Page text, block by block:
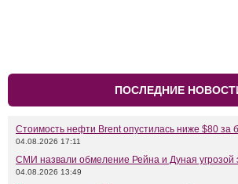
ПОСЛЕДНИЕ
Стоимость нефти Brent опустилась ниже $80 за
04.08.2026 17:11
СМИ назвали обмеление Рейна и Дуная угрозой
04.08.2026 13:49